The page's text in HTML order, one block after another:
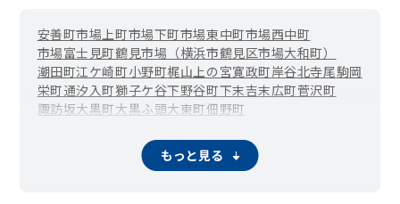
安善町市場上町市場下町市場東中町市場西中町
市場富士見町鶴見市場（横浜市鶴見区市場大和町）
潮田町江ケ崎町小野町梶山上の宮寛政町岸谷北寺尾駒岡
栄町通汐入町獅子ケ谷下野谷町下末吉末広町菅沢町
諏訪坂大黒町大黒ふ頭大東町佃野町
東寺尾東台 東寺尾北台 平安町
元宮
もっと見る